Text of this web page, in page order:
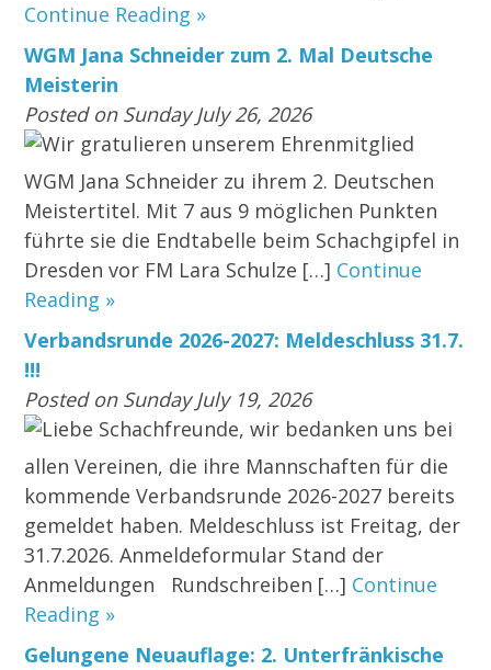
Continue Reading »
WGM Jana Schneider zum 2. Mal Deutsche
Meisterin
Posted on Sunday July 26, 2026
Wir gratulieren unserem Ehrenmitglied
WGM Jana Schneider zu ihrem 2. Deutschen
Meistertitel. Mit 7 aus 9 möglichen Punkten
führte sie die Endtabelle beim Schachgipfel in
Dresden vor FM Lara Schulze […] Continue
Reading »
Verbandsrunde 2026-2027: Meldeschluss 31.7.
!!!
Posted on Sunday July 19, 2026
Liebe Schachfreunde, wir bedanken uns bei
allen Vereinen, die ihre Mannschaften für die
kommende Verbandsrunde 2026-2027 bereits
gemeldet haben. Meldeschluss ist Freitag, der
31.7.2026. Anmeldeformular Stand der
Anmeldungen Rundschreiben […] Continue
Reading »
Gelungene Neuauflage: 2. Unterfränkische